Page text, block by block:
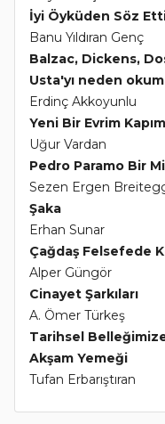
İyi Öyküden Söz
Banu Yıldıran Genç
Balzac, Dickens,
Usta'yı neden
Erdinç Akkoyunlu
Yeni Bir Evrim
Uğur Vardan
Pedro Paramo Bir
Sezen Ergen
Şaka
Erhan Sunar
Çağdaş Felsefede
Alper Güngör
Cinayet Şarkıları
A. Ömer Türkeş
Tarihsel
Akşam Yemeği
Tufan Erbarıştıran